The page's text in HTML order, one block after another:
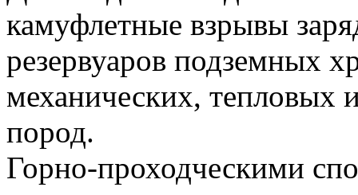
камуфлетные взрывы
резервуаров подземных
механических, тепловых
пород.
Горно-проходческими